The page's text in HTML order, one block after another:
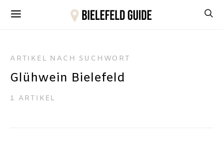
ARTIKEL NACH SUCHWORT
Glühwein Bielefeld
1 ARTIKEL